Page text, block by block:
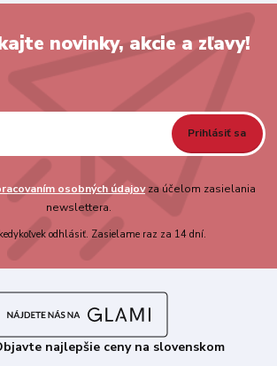
novinky, akcie a zľavy!
Prihlásiť sa
osobných údajovza účelom zasielania
newslettera.
odhlásiť. Zasielame raz za 14 dní.